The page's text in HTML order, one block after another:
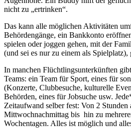
nicht zu „ertrinken“.
Das kann alle möglichen Aktivitäten
Behördengänge, ein Bankkonto
spielen oder joggen gehen, mit der
(und sei es nur zu einem als Spielplatz),
In manchen Flüchtlingsunterkünften
Teams: ein Team für Sport, eines für
(Konzerte, Clubbesuche, kulturelle
Behörden, eines für Jobsuche usw.
Zeitaufwand selber fest: Von 2 Stunden
Mittwochnachmittag bis hin zu
Wochentagen. Alles ist möglich und